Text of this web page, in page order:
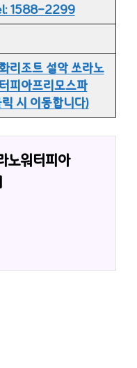
1588-2299
리조트 설악 쏘라노
피아프리모스파
시 이동합니다)
노워터피아